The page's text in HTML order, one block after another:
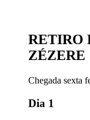
RETIRO
ZÉZERE
Chegada sexta
Dia 1